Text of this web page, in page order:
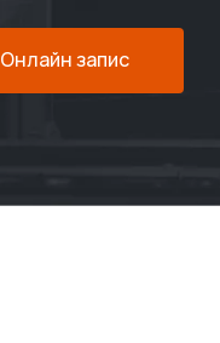
Онлайн запис